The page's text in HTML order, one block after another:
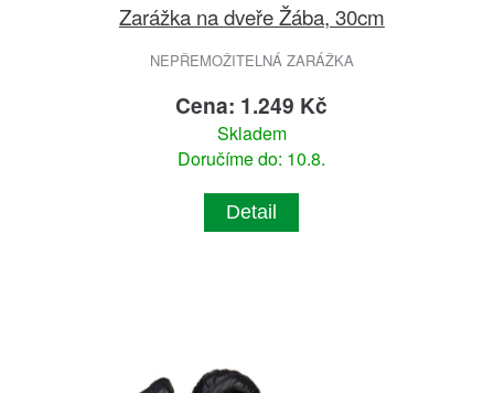
Zarážka na dveře Žába, 30cm
NEPŘEMOŽITELNÁ ZARÁŽKA
Cena: 1.249 Kč
Skladem
Doručíme do: 10.8.
Detail